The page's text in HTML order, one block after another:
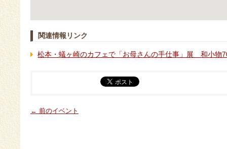
関連情報リンク
松本・蟻ヶ崎のカフェで「お母さんの手仕事」展 和小物
← 前のイベント